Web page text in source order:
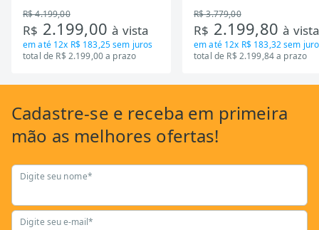
R$ 4.199,00
R$ 2.199,00à vista
em até 12x R$ 183,25sem juros
total de R$ 2.199,00 a prazo
R$ 3.779,00
R$ 2.199,80à
em até 12x R$ 183,32sem
total de R$ 2.199,84 a prazo
Cadastre-se e receba em primeira
mão as melhores ofertas!
Digite seu nome*
Digite seu e-mail*